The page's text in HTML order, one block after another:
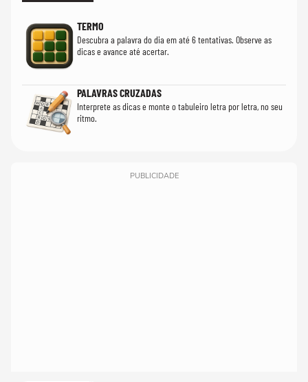
TERMO
Descubra a palavra do dia em até 6 tentativas. Observe as
dicas e avance até acertar.
PALAVRAS CRUZADAS
Interprete as dicas e monte o tabuleiro letra por letra, no seu
ritmo.
PUBLICIDADE